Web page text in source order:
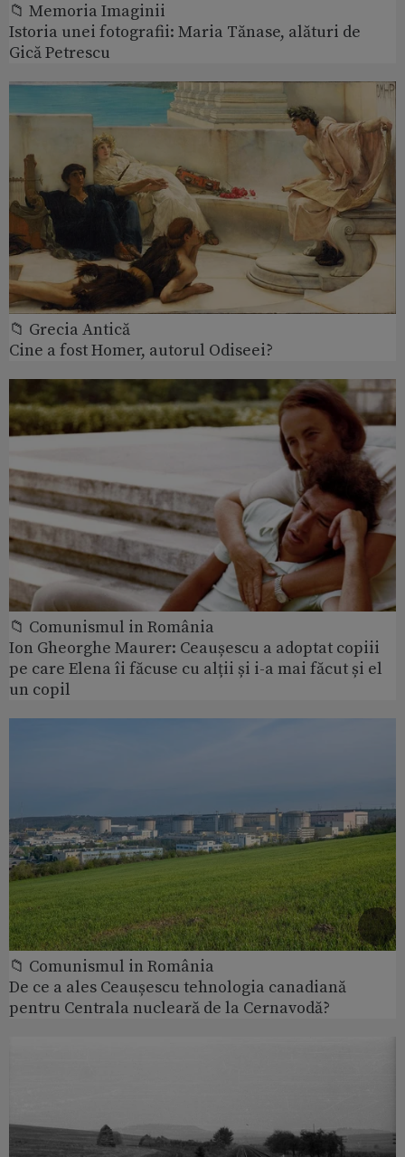
📁 Memoria Imaginii
Istoria unei fotografii: Maria Tănase, alături de
Gică Petrescu
📁 Grecia Antică
Cine a fost Homer, autorul Odiseei?
📁 Comunismul in România
Ion Gheorghe Maurer: Ceaușescu a adoptat copiii
pe care Elena îi făcuse cu alții și i-a mai făcut și el
un copil
📁 Comunismul in România
De ce a ales Ceaușescu tehnologia canadiană
pentru Centrala nucleară de la Cernavodă?